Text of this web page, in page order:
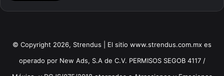
© Copyright 2026, Strendus | El sitio www.strendus.com.mx es
operado por New Ads, S.A de C.V. PERMISOS SEGOB 4117 /